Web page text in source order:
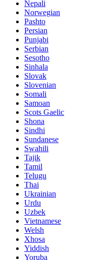
Nepali
Norwegian
Pashto
Persian
Punjabi
Serbian
Sesotho
Sinhala
Slovak
Slovenian
Somali
Samoan
Scots Gaelic
Shona
Sindhi
Sundanese
Swahili
Tajik
Tamil
Telugu
Thai
Ukrainian
Urdu
Uzbek
Vietnamese
Welsh
Xhosa
Yiddish
Yoruba